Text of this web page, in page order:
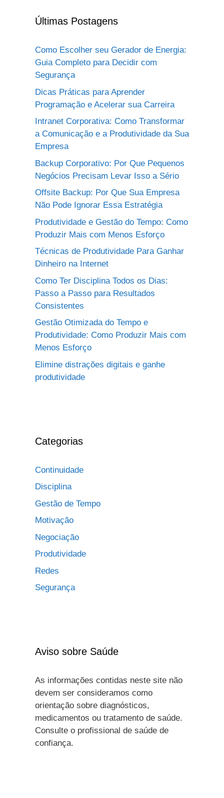
Últimas Postagens
Como Escolher seu Gerador de Energia:
Guia Completo para Decidir com
Segurança
Dicas Práticas para Aprender
Programação e Acelerar sua Carreira
Intranet Corporativa: Como Transformar
a Comunicação e a Produtividade da Sua
Empresa
Backup Corporativo: Por Que Pequenos
Negócios Precisam Levar Isso a Sério
Offsite Backup: Por Que Sua Empresa
Não Pode Ignorar Essa Estratégia
Produtividade e Gestão do Tempo: Como
Produzir Mais com Menos Esforço
Técnicas de Produtividade Para Ganhar
Dinheiro na Internet
Como Ter Disciplina Todos os Dias:
Passo a Passo para Resultados
Consistentes
Gestão Otimizada do Tempo e
Produtividade: Como Produzir Mais com
Menos Esforço
Elimine distrações digitais e ganhe
produtividade
Categorias
Continuidade
Disciplina
Gestão de Tempo
Motivação
Negociação
Produtividade
Redes
Segurança
Aviso sobre Saúde
As informações contidas neste site não
devem ser consideramos como
orientação sobre diagnósticos,
medicamentos ou tratamento de saúde.
Consulte o profissional de saúde de
confiança.